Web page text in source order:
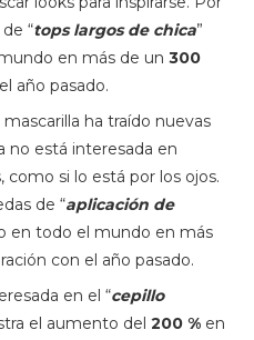
“tops largos de chica”
en más de un 300
año pasado.
mascarilla ha traído nuevas
no está interesada en
como si lo está por los ojos.
de “aplicación de
en todo el mundo en más
con el año pasado.
en el “cepillo
el aumento del 200 % en